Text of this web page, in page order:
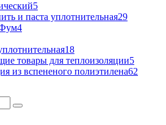
5
и паста уплотнительная29
4
18
товары для теплоизоляции5
из вспененого полиэтилена62